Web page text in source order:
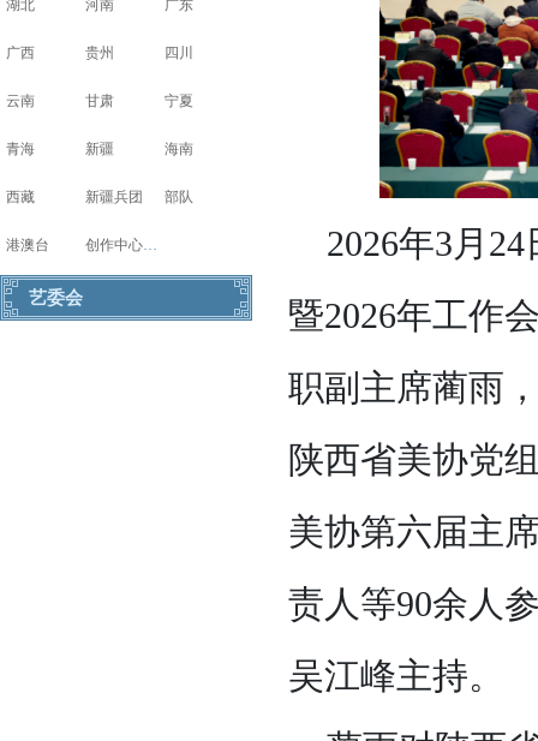
湖北 河南 广东
广西 贵州 四川
云南 甘肃 宁夏
青海 新疆 海南
西藏 新疆兵团 部队
港澳台 创作中心写生基地
艺委会
2026年3月
暨2026年工作
职副主席蔺雨
陕西省美协党
美协第六届主
责人等90余人
吴江峰主持。